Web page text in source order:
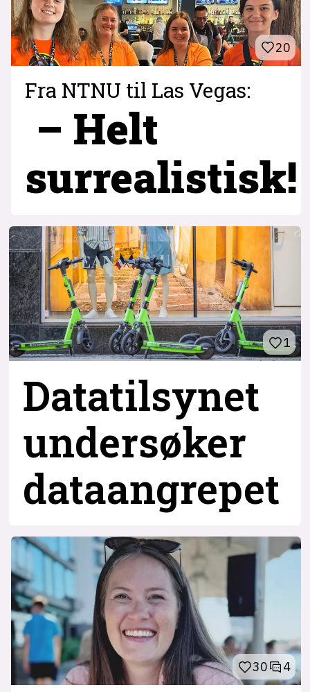
20
Fra NTNU til Las Vegas:
– Helt
surrealistisk!
1
Datatilsynet
undersøker
dataangrepet
30 4